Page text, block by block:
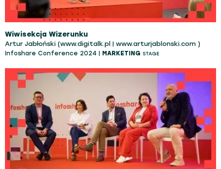
Wiwisekcja Wizerunku
Artur Jabłoński (www.digitalk.pl | www.arturjablonski.com )
Infoshare Conference 2024 | MARKETING STAGE